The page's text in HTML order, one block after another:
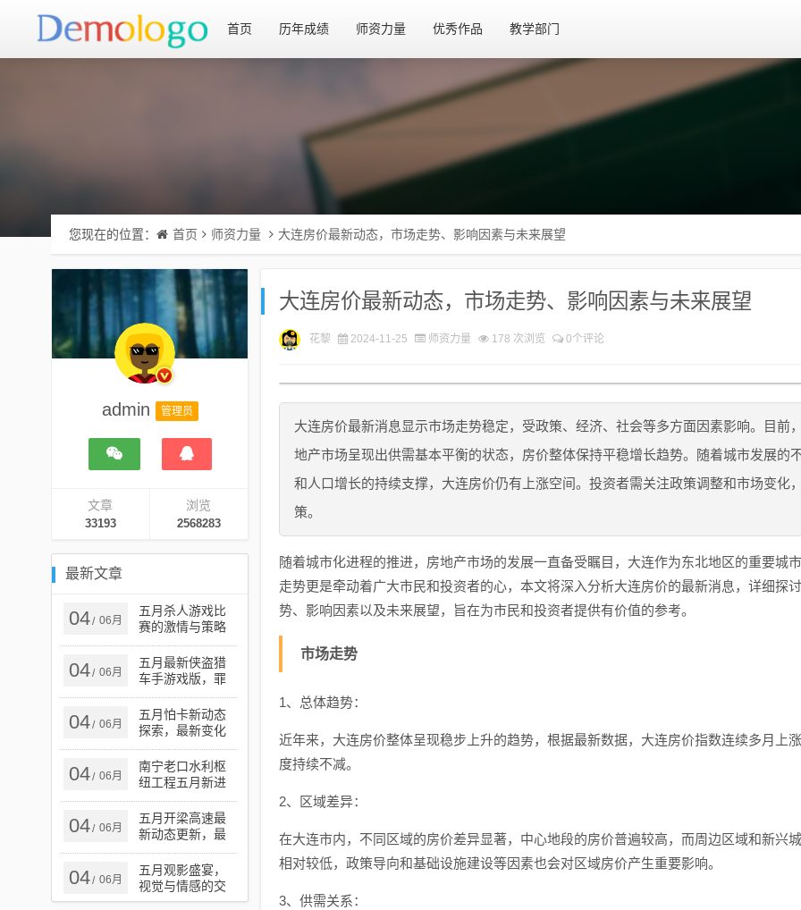
首页 历年成绩 师资力量 优秀作品 教学部门
您现在的位置： 首页 师资力量 大连房价最新动态，市场走势、影响因素与未来展望
admin 管理员
文章
33193
浏览
2568283
最新文章
04/ 06月
五月杀人游戏比
赛的激情与策略
之战
04/ 06月
五月最新侠盗猎
车手游戏版，罪
恶之都新篇章开
启
04/ 06月
五月怕卡新动态
探索，最新变化
一览
04/ 06月
南宁老口水利枢
纽工程五月新进
展与未来展望，
五月最新动态揭
秘！
04/ 06月
五月开梁高速最
新动态更新，最
新报道汇总
04/ 06月
五月观影盛宴，
视觉与情感的交
织时光
大连房价最新动态，市场走势、影响因素与未来展望
花黎 2024-11-25 师资力量 178 次浏览 0个评论
大连房价最新消息显示市场走势稳定，受政策、经济、社会等多方面因素影响。目前
地产市场呈现出供需基本平衡的状态，房价整体保持平稳增长趋势。随着城市发展的
和人口增长的持续支撑，大连房价仍有上涨空间。投资者需关注政策调整和市场变化
策。
随着城市化进程的推进，房地产市场的发展一直备受瞩目，大连作为东北地区的重要城
走势更是牵动着广大市民和投资者的心，本文将深入分析大连房价的最新消息，详细探
势、影响因素以及未来展望，旨在为市民和投资者提供有价值的参考。
市场走势
1、总体趋势：
近年来，大连房价整体呈现稳步上升的趋势，根据最新数据，大连房价指数连续多月上
度持续不减。
2、区域差异：
在大连市内，不同区域的房价差异显著，中心地段的房价普遍较高，而周边区域和新兴
相对较低，政策导向和基础设施建设等因素也会对区域房价产生重要影响。
3、供需关系：